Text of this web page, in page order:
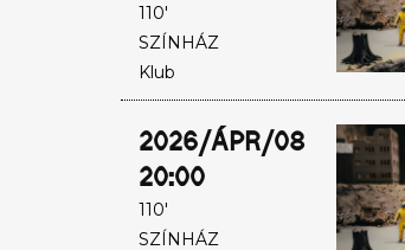
110'
SZÍNHÁZ
Klub
2026/ÁPR/08
20:00
110'
SZÍNHÁZ